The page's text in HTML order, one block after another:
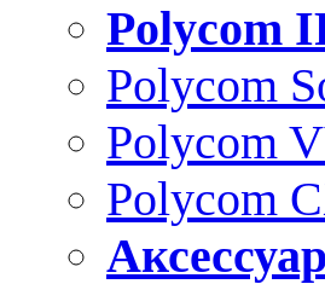
Polycom
Polycom
Polycom
Polycom